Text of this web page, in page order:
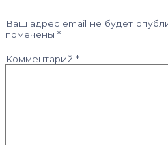
Ваш адрес email не будет
помечены *
Комментарий *